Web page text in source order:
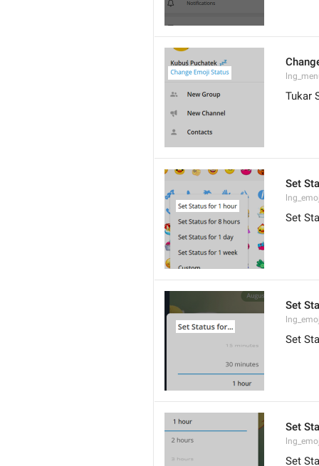
Tukar
Set
Set
Set
Set
Set
Set